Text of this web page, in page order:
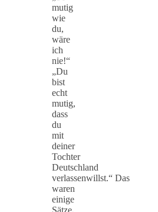
mutig
wie
du,
wäre
ich
nie!“
„Du
bist
echt
mutig,
dass
du
mit
deiner
Tochter
Deutschland
verlassenwillst.“ Das
waren
einige